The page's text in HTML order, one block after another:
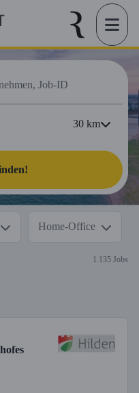
30 km
Home-Office
1.135 Jobs